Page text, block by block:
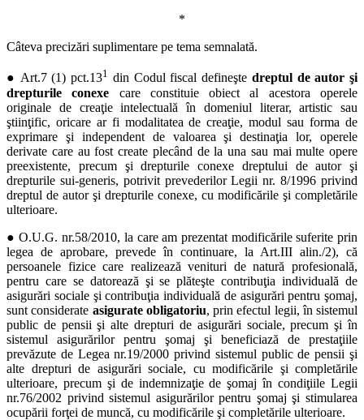
*
Câteva precizări suplimentare pe tema semnalată.
● Art.7 (1) pct.131 din Codul fiscal defineşte dreptul de autor şi
drepturile conexe care constituie obiect al acestora operele
originale de creaţie intelectuală în domeniul literar, artistic sau
ştiinţific, oricare ar fi modalitatea de creaţie, modul sau forma de
exprimare şi independent de valoarea şi destinaţia lor, operele
derivate care au fost create plecând de la una sau mai multe opere
preexistente, precum şi drepturile conexe dreptului de autor şi
drepturile sui-generis, potrivit prevederilor Legii nr. 8/1996 privind
dreptul de autor şi drepturile conexe, cu modificările şi completările
ulterioare.
● O.U.G. nr.58/2010, la care am prezentat modificările suferite prin
legea de aprobare, prevede în continuare, la Art.III alin./2), că
persoanele fizice care realizează venituri de natură profesională,
pentru care se datorează şi se plăteşte contribuţia individuală de
asigurări sociale şi contribuţia individuală de asigurări pentru şomaj,
sunt considerate asigurate obligatoriu, prin efectul legii, în sistemul
public de pensii şi alte drepturi de asigurări sociale, precum şi în
sistemul asigurărilor pentru şomaj şi beneficiază de prestaţiile
prevăzute de Legea nr.19/2000 privind sistemul public de pensii şi
alte drepturi de asigurări sociale, cu modificările şi completările
ulterioare, precum şi de indemnizaţie de şomaj în condiţiile Legii
nr.76/2002 privind sistemul asigurărilor pentru şomaj şi stimularea
ocupării forţei de muncă, cu modificările şi completările ulterioare.